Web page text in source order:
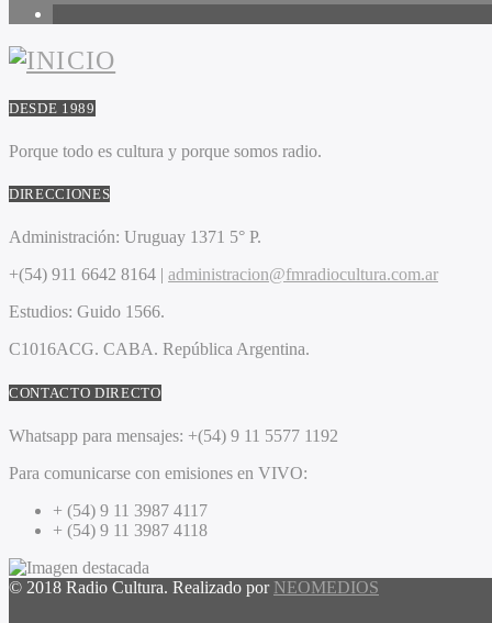
DESDE 1989
Porque todo es cultura y porque somos radio.
DIRECCIONES
Administración: Uruguay 1371 5° P.
+(54) 911 6642 8164 | administracion@fmradiocultura.com.ar
Estudios: Guido 1566.
C1016ACG. CABA. República Argentina.
CONTACTO DIRECTO
Whatsapp para mensajes: +(54) 9 11 5577 1192
Para comunicarse con emisiones en VIVO:
+ (54) 9 11 3987 4117
+ (54) 9 11 3987 4118
© 2018 Radio Cultura. Realizado por NEOMEDIOS